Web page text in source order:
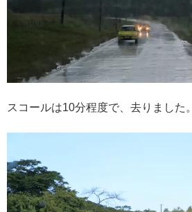
スコールは10分程度で、去りました。